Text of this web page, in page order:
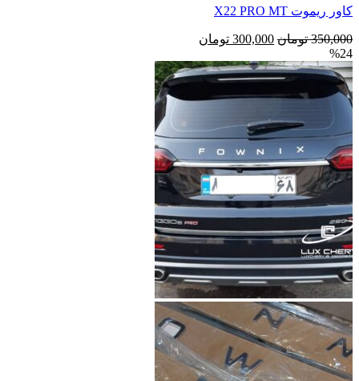
کاور ریموت X22 PRO MT
350,000 تومان قیمت
350,000 تومان
بود.
300,000 تومان
300,000 تومان
است.
%24